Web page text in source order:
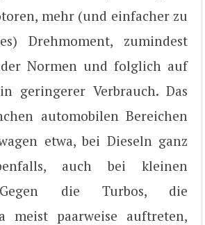
mehr (und einfacher zu
Drehmoment, zumindest
Normen und folglich auf
geringerer Verbrauch. Das
automobilen Bereichen
etwa, bei Dieseln ganz
auch bei kleinen
die Turbos, die
meist paarweise auftreten,